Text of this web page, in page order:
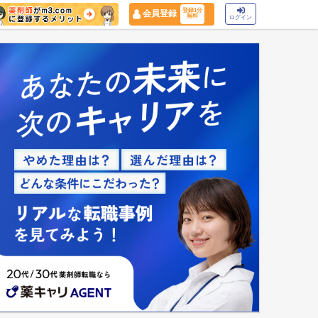
会員登録
登録1分
無料
ログイン